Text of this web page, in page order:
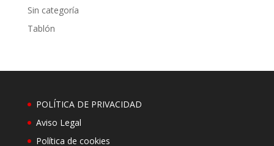
Sin categoría
Tablón
POLÍTICA DE PRIVACIDAD
Aviso Legal
Política de cookies